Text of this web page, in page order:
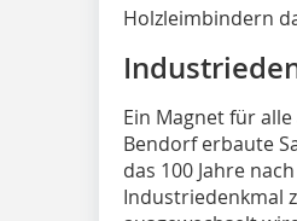
Holzleimbindern
Ein Magnet für
Bendorf erbaute
das 100 Jahre
Industriedenkmal